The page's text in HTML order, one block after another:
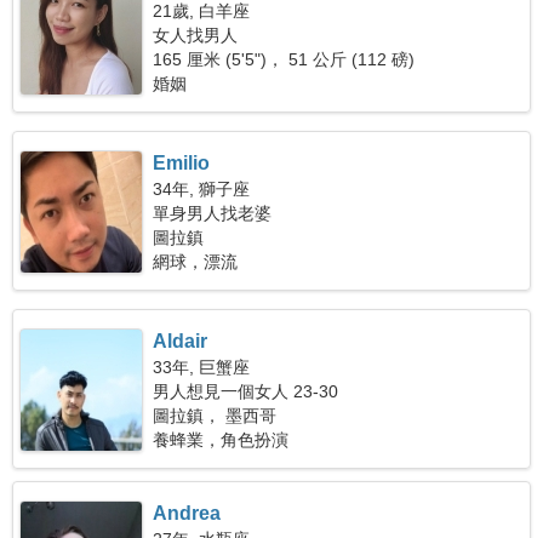
21歲, 白羊座
女人找男人
165 厘米 (5'5")， 51 公斤 (112 磅)
婚姻
Emilio
34年, 獅子座
單身男人找老婆
圖拉鎮
網球，漂流
Aldair
33年, 巨蟹座
男人想見一個女人 23-30
圖拉鎮， 墨西哥
養蜂業，角色扮演
Andrea